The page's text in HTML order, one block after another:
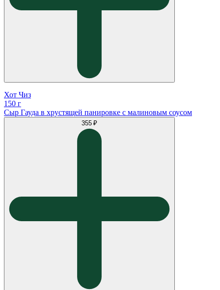
Хот Чиз
150 г
Сыр Гауда в хрустящей панировке с малиновым соусом
355 ₽